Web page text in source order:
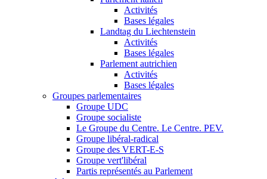
Activités
Bases légales
Landtag du Liechtenstein
Activités
Bases légales
Parlement autrichien
Activités
Bases légales
Groupes parlementaires
Groupe UDC
Groupe socialiste
Le Groupe du Centre. Le Centre. PEV.
Groupe libéral-radical
Groupe des VERT-E-S
Groupe vert'libéral
Partis représentés au Parlement